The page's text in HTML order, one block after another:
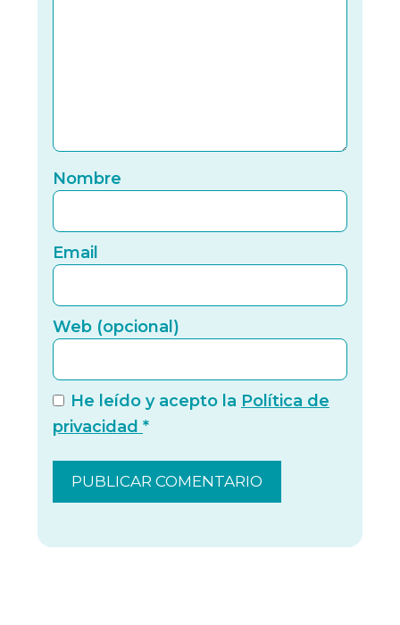
Nombre
Email
Web (opcional)
He leído y acepto la Política de
privacidad *